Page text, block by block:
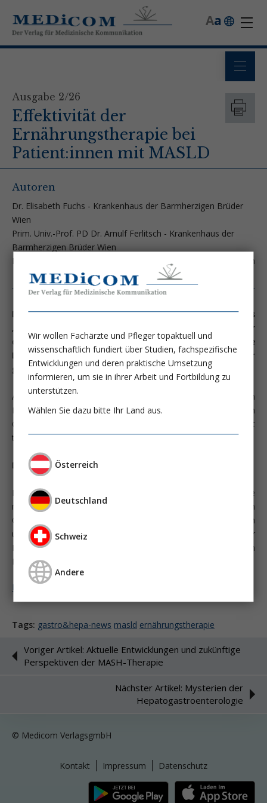
a
A
Ausgabe 2/26
Effektivität der
Ernährungstherapie bei
Patient:innen mit MASLD
Autoren
Dr. Elisabeth Fuchs - Krankenhaus der Barmherzigen Brüder
Wien
Prim. Univ.-Prof. PD Dr. Arnulf Ferlitsch - Krankenhaus der
Barmherzigen Brüder Wien
Dr. Jasmin Zessner-Spitzenberg - Medizinische Universität Wien
Die nicht-alkoholische Fettlebererkrankung – heute als
„Metabolic dysfunction-associated steatotic liver
disease“ (MASLD) bezeichnet – ist die häufigste chronische
Lebererkrankung weltweit und betrifft bis zu 38% der
globalen Bevölkerung (1).
Abseits der neu eingeführten pharmakologischen
Interventionen sind Lebensstil- und ­Ernährungsinterventi­onen
Grundpfeiler der Behandlung. Doch welche Diätform ist
tatsächlich ­wirksam?
Die mediterrane Diät
Die am besten untersuchte Ernährungsform bei MASLD ist die
mediterrane Diät. Sie zeichnet sich durch einen hohen Anteil an
Gemüse, Hülsenfrüchten, Vollkornprodukten, Nüssen, Fisch
und Olivenöl als primäre Fettquelle aus, bei gleichzeitiger
Reduktion von rotem Fleisch, Süßigkeiten und verarbeiteten
Lebensmitteln.
Melden Sie sich an um weiter zu lesen ...
Tags: gastro&hepa-news masld ernährungstherapie
Voriger Artikel: Aktuelle Entwicklungen und zukünftige
Perspektiven der MASH-Therapie
Nächster Artikel: Mysterien der
Hepatogastroenterologie
© Medicom VerlagsgmbH
Kontakt Impressum Datenschutz
Wir wollen Fachärzte und Pfleger topaktuell und
wissenschaftlich fundiert über Studien, fachspezifische
Entwicklungen und deren praktische Umsetzung
informieren, um sie in ihrer Arbeit und Fortbildung zu
unterstützen.
Wählen Sie dazu bitte Ihr Land aus.
Österreich
Deutschland
Schweiz
Andere